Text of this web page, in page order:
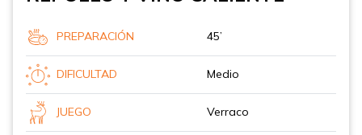
PREPARACIÓN 45’
DIFICULTAD Medio
JUEGO Verraco